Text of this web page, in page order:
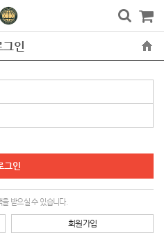
그인
받으실 수 있습니다.
회원가입